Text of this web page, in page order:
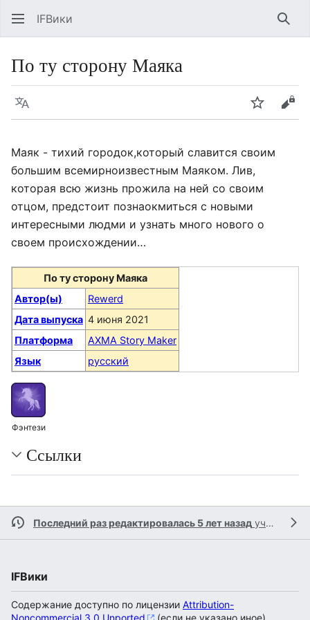
IFВики
По ту сторону Маяка
Язык Следить
Маяк - тихий городок,который славится своим
большим всемирноизвестным Маяком. Лив,
которая всю жизнь прожила на ней со своим
отцом, предстоит познаокмиться с новыми
интересными людми и узнать много нового о
своем происхождении…
По ту сторону Маяка
Автор(ы)
Rewerd
Дата выпуска 4 июня 2021
Платформа
AXMA Story Maker
Язык
русский
Фэнтези
Ссылки
Последний раз редактировалась 5 лет назад участником
IFВики
Содержание доступно по лицензии Attribution-
Noncommercial 3.0 Unported
(если не указано иное).